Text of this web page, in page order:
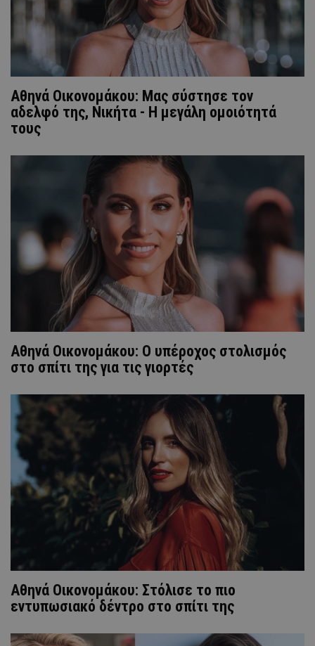
Αθηνά Οικονομάκου: Μας σύστησε τον
αδελφό της, Νικήτα - Η μεγάλη ομοιότητά
τους
Αθηνά Οικονομάκου: Ο υπέροχος στολισμός
στο σπίτι της για τις γιορτές
Αθηνά Οικονομάκου: Στόλισε το πιο
εντυπωσιακό δέντρο στο σπίτι της